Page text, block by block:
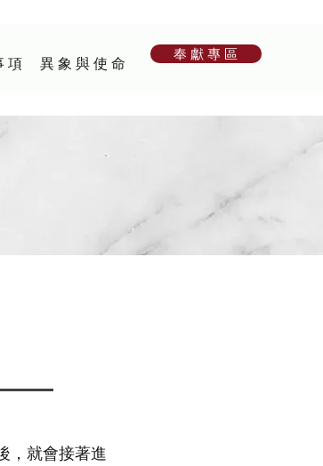
項 異 象 與 使 命
奉 獻 專 區
，就會接著進